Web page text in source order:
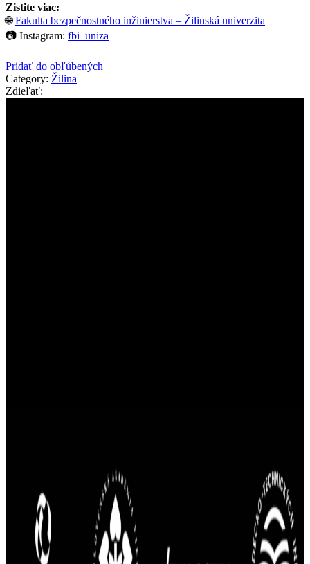
Zistite viac:
🌐Fakulta bezpečnostného inžinierstva – Žilinská univerzita
📷 Instagram: fbi_uniza
Pridať do obľúbených
Category: Žilina
Zdieľať: